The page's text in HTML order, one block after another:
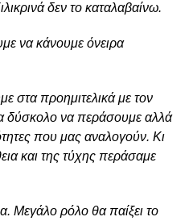
δεν το καταλαβαίνω.
να κάνουμε όνειρα
στα προημιτελικά με τον
δύσκολο να περάσουμε αλλά
που μας αναλογούν. Κι
και της τύχης περάσαμε
Μεγάλο ρόλο θα παίξει το